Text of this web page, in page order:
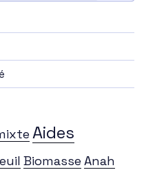
Aides
Biomasse Anah